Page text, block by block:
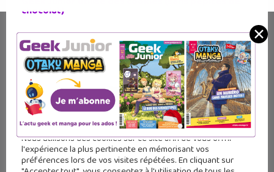
L’Enfantôme, une allégorie horrifique
sur l&...
chocolat)
Nous utilisons des cookies sur ce site afin de vous offrir
l'expérience la plus pertinente en mémorisant vos
préférences lors de vos visites répétées. En cliquant sur
✕